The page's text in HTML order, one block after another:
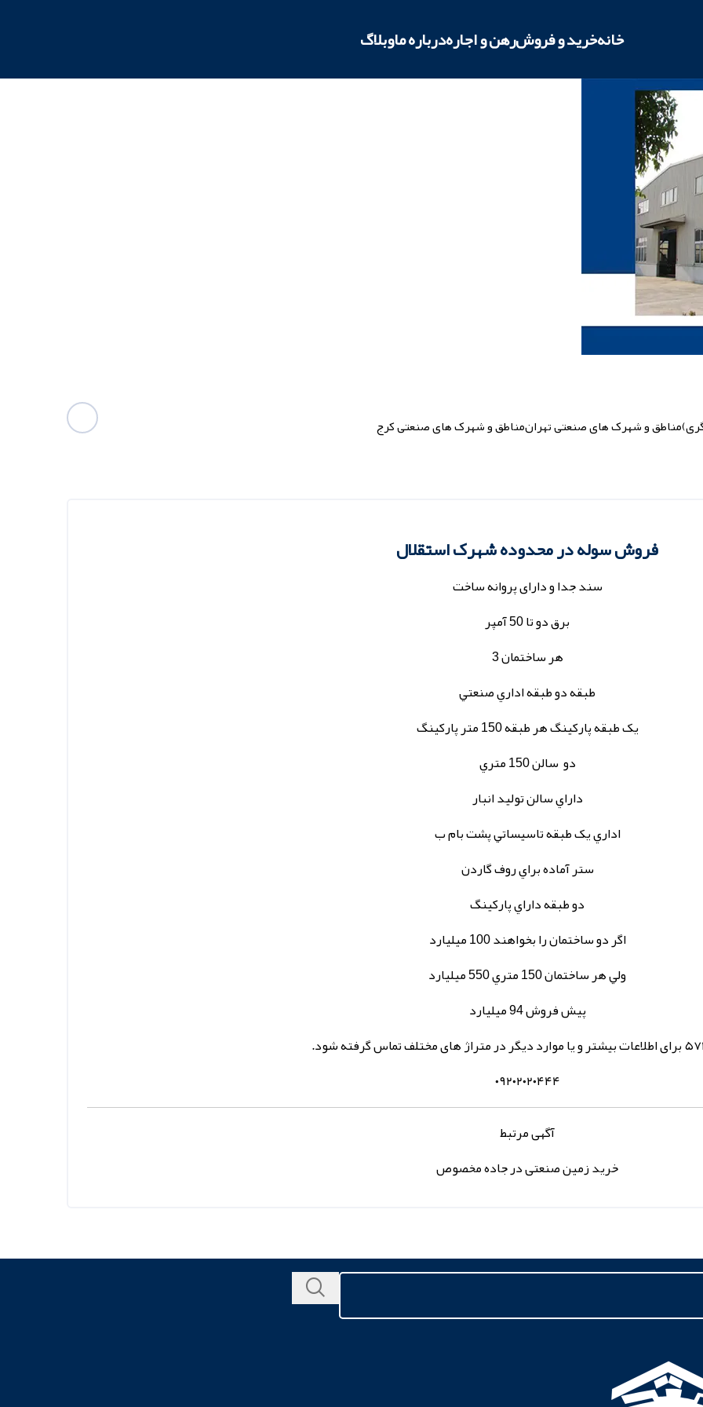
خانهخرید و فروشرهن و اجارهدرباره ماوبلاگ
مناطق و شهرک های صنعتی تهرانمناطق و شهرک های صنعتی کرج
فروش سوله در محدوده شهرک استقلال
سند جدا و دارای پروانه ساخت
برق دو تا 50 آمپر
هر ساختمان 3
طبقه دو طبقه اداري صنعتي
يک طبقه پارکينگ هر طبقه 150 متر پارکينگ
دو سالن 150 متري
داراي سالن توليد انبار
اداري يک طبقه تاسيساتي پشت بام ب
ستر آماده براي روف گاردن
دو طبقه داراي پارکينگ
اگر دو ساختمان را بخواهند 100 ميليارد
ولي هر ساختمان 150 متري 550 ميليارد
پيش فروش 94 ميليارد
۰۹۲۰۲۰۲۰۴۴۴
آگهی مرتبط
خرید زمین صنعتی در جاده مخصوص